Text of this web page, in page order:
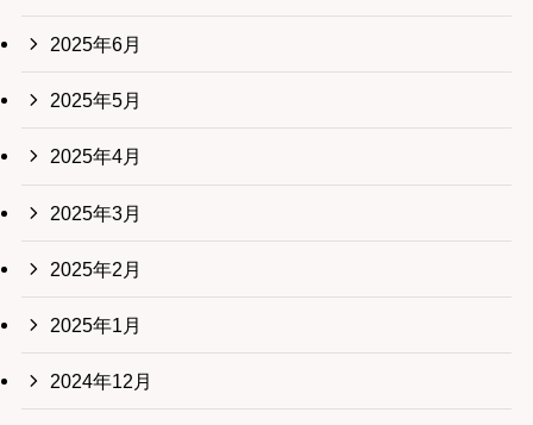
2025年6月
2025年5月
2025年4月
2025年3月
2025年2月
2025年1月
2024年12月